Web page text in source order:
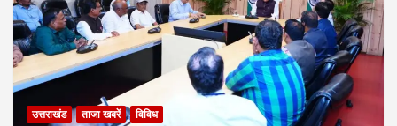
उत्तराखंड ताजा खबरें विविध